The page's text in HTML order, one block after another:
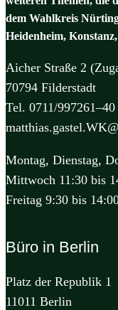
dem Wahlkreis
Heidenheim,
Aicher Straße 2
70794 Filderstadt
Tel. 0711/997261–40
Montag, Dienstag,
Mittwoch 11:30 bis
Freitag 9:30 bis
Büro in Berlin
Platz der Republik 1
11011 Berlin